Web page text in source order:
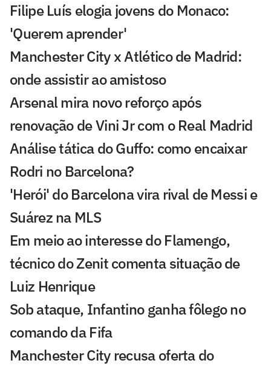
Filipe Luís elogia jovens do Monaco:
'Querem aprender'
Manchester City x Atlético de Madrid:
onde assistir ao amistoso
Arsenal mira novo reforço após
renovação de Vini Jr com o Real Madrid
Análise tática do Guffo: como encaixar
Rodri no Barcelona?
'Herói' do Barcelona vira rival de Messi e
Suárez na MLS
Em meio ao interesse do Flamengo,
técnico do Zenit comenta situação de
Luiz Henrique
Sob ataque, Infantino ganha fôlego no
comando da Fifa
Manchester City recusa oferta do